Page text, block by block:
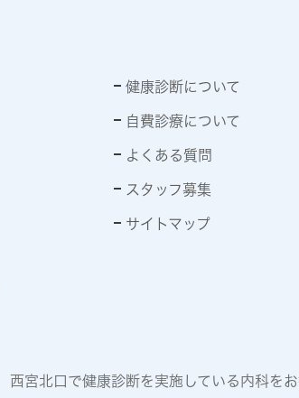
健康診断について
自費診療について
よくある質問
スタッフ募集
サイトマップ
西宮北口で健康診断を実施している内科を